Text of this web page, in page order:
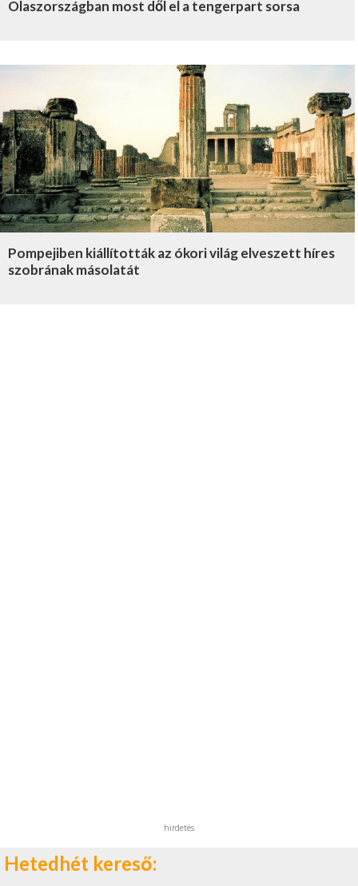
Olaszországban most dől el a tengerpart sorsa
Pompejiben kiállították az ókori világ elveszett híres
szobrának másolatát
hirdetés
Hetedhét kereső: